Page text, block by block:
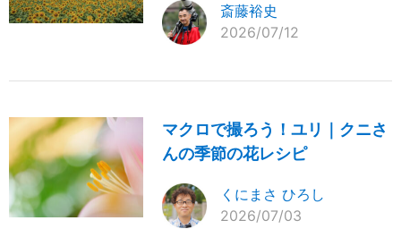
斎藤裕史
2026/07/12
マクロで撮ろう！ユリ｜クニさ
んの季節の花レシピ
くにまさ ひろし
2026/07/03